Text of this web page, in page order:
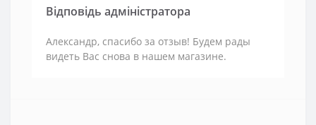
Відповідь адміністратора
Александр, спасибо за отзыв! Будем рады
видеть Вас снова в нашем магазине.